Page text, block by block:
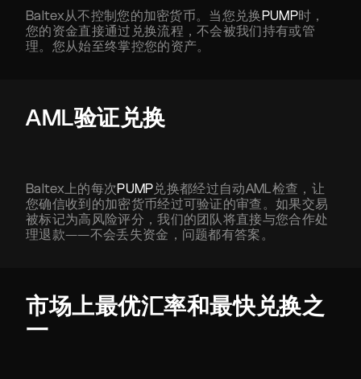
Baltex从不控制您的加密货币。当您兑换PUMP时，
您的资金直接通过兑换流程，不会被我们持有或管
理。您从始至终掌控您的资产。
AML验证兑换
Baltex上的每次PUMP 兑换都经过自动AML检查，让
您确信收到的加密货币经过可验证的审查。如果交易
被标记为高风险评分，我们的团队将直接与您合作处
理退款——不会丢失资金，问题都有答案。
市场上最优汇率和最快兑换之
一